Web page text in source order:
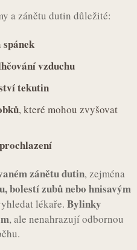
a zánětu dutin důležité:
vzduchu
tekutin
, které mohou zvyšovat
zánětu dutin, zejména
bolestí zubů nebo hnisavým
lékaře. Bylinky
, ale nenahrazují odbornou